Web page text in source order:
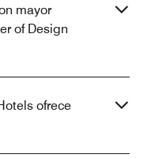
mayor
of Design
ofrece